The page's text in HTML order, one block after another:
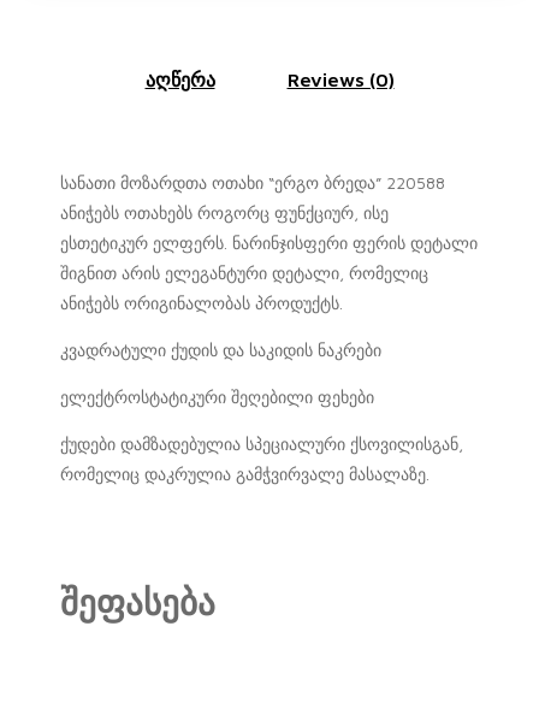
აღწერა Reviews (0)
სანათი მოზარდთა ოთახი “ერგო ბრედა” 220588
ანიჭებს ოთახებს როგორც ფუნქციურ, ისე
ესთეტიკურ ელფერს. ნარინჯისფერი ფერის დეტალი
შიგნით არის ელეგანტური დეტალი, რომელიც
ანიჭებს ორიგინალობას პროდუქტს.
კვადრატული ქუდის და საკიდის ნაკრები
ელექტროსტატიკური შეღებილი ფეხები
ქუდები დამზადებულია სპეციალური ქსოვილისგან,
რომელიც დაკრულია გამჭვირვალე მასალაზე.
შეფასება